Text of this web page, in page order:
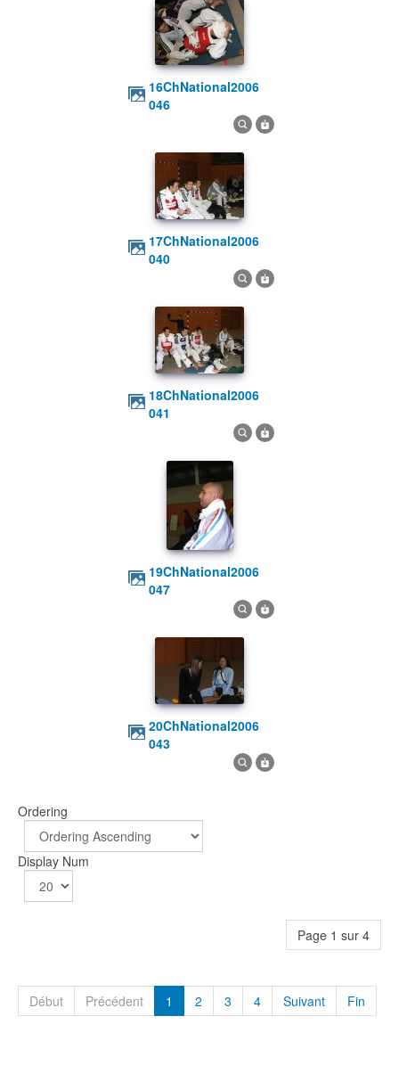
16ChNational2006
046
17ChNational2006
040
18ChNational2006
041
19ChNational2006
047
20ChNational2006
043
Ordering
Display Num
Page 1 sur 4
Début Précédent 1 2 3 4 Suivant Fin